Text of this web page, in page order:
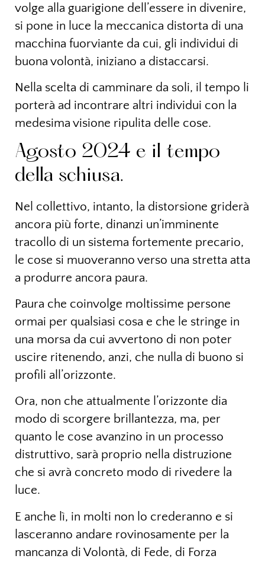
volge alla guarigione dell’essere in divenire,
si pone in luce la meccanica distorta di una
macchina fuorviante da cui, gli individui di
buona volontà, iniziano a distaccarsi.
Nella scelta di camminare da soli, il tempo li
porterà ad incontrare altri individui con la
medesima visione ripulita delle cose.
Agosto 2024 e il tempo
della schiusa.
Nel collettivo, intanto, la distorsione griderà
ancora più forte, dinanzi un’imminente
tracollo di un sistema fortemente precario,
le cose si muoveranno verso una stretta atta
a produrre ancora paura.
Paura che coinvolge moltissime persone
ormai per qualsiasi cosa e che le stringe in
una morsa da cui avvertono di non poter
uscire ritenendo, anzi, che nulla di buono si
profili all’orizzonte.
Ora, non che attualmente l’orizzonte dia
modo di scorgere brillantezza, ma, per
quanto le cose avanzino in un processo
distruttivo, sarà proprio nella distruzione
che si avrà concreto modo di rivedere la
luce.
E anche lì, in molti non lo crederanno e si
lasceranno andare rovinosamente per la
mancanza di Volontà, di Fede, di Forza